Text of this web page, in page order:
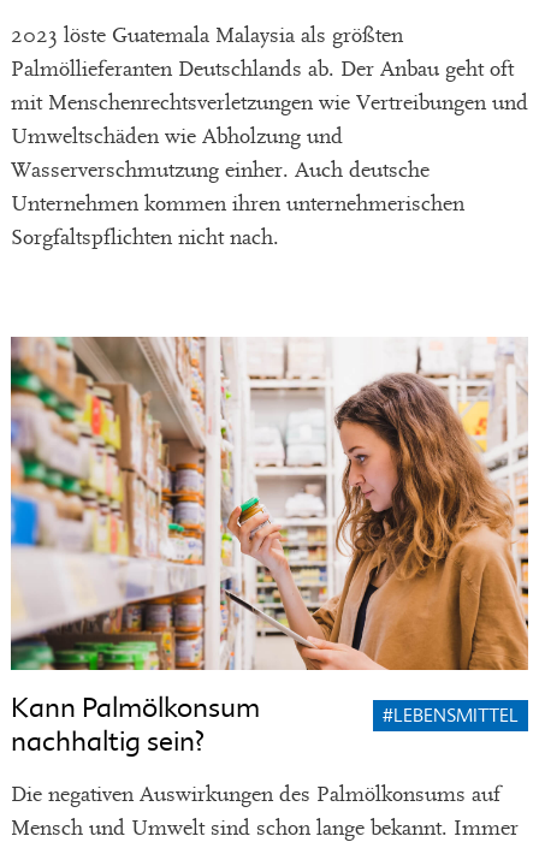
2023 löste Guatemala Malaysia als größten
Palmöllieferanten Deutschlands ab. Der Anbau geht oft
mit Menschenrechtsverletzungen wie Vertreibungen und
Umweltschäden wie Abholzung und
Wasserverschmutzung einher. Auch deutsche
Unternehmen kommen ihren unternehmerischen
Sorgfaltspflichten nicht nach.
Kann Palmölkonsum
nachhaltig sein?
#LEBENSMITTEL
Die negativen Auswirkungen des Palmölkonsums auf
Mensch und Umwelt sind schon lange bekannt. Immer